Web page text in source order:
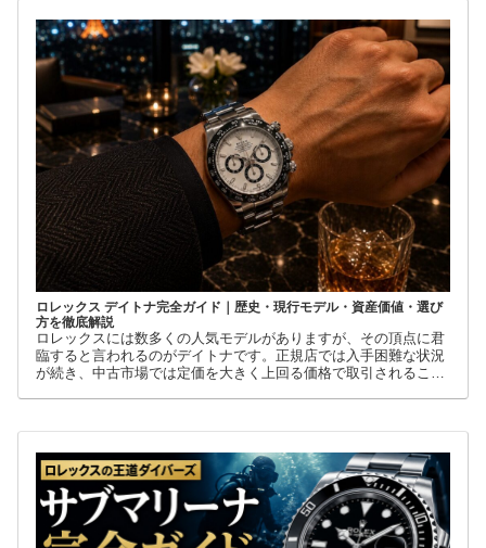
ロレックス デイトナ完全ガイド｜歴史・現行モデル・資産価値・選び
方を徹底解説
ロレックスには数多くの人気モデルがありますが、その頂点に君
臨すると言われるのがデイトナです。正規店では入手困難な状況
が続き、中古市場では定価を大きく上回る価格で取引されること